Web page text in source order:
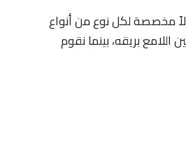
مخصصة لكل نوع من أنواع
اللامع بريقه، بينما نقوم